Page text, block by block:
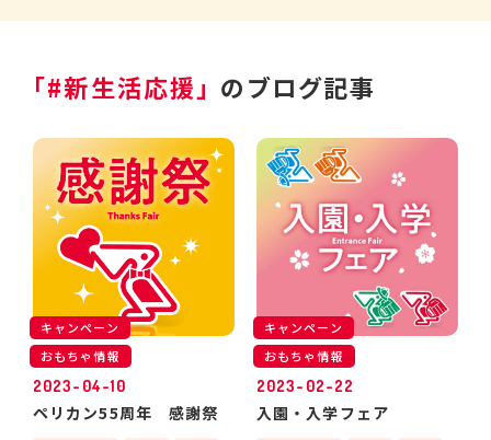
「#新生活応援」 のブログ記事
キャンペーン
おもちゃ情報
2023-04-10
ペリカン55周年 感謝祭
キャンペーン
おもちゃ情報
2023-02-22
入園・入学フェア